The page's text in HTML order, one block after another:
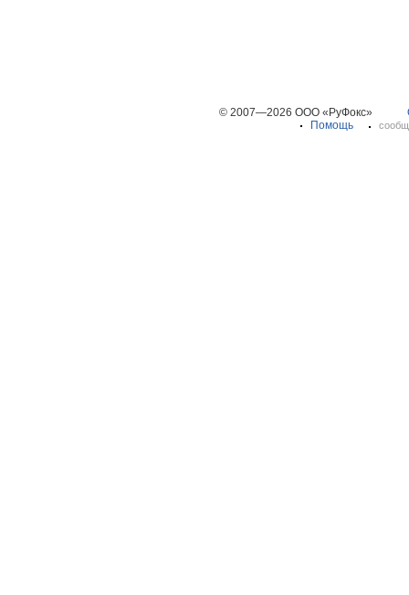
© 2007—2026 ООО «РуФокс»
Помощь